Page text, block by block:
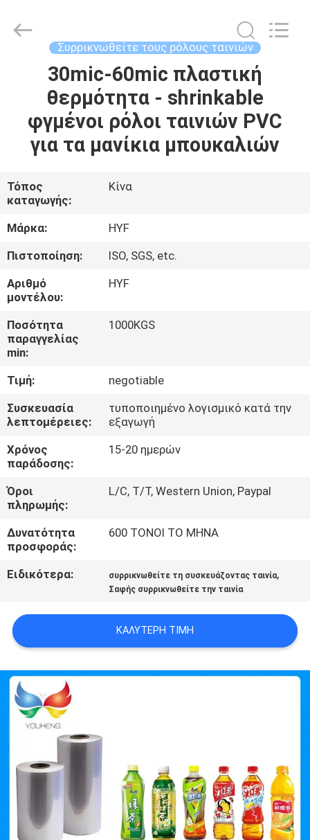
ΠΡΟΪΌΝΤΑ
ΒΊΝΤΕΟ
ΠΕΡΊΠΟΥ
ΕΜΕΊΣ
ΓΎΡΟΣ
ΕΡΓΟΣΤΑΣΊΩΝ
ΠΟΙΟΤΙΚΌΣ
ΜΑΣ
ΕΛΆΤΕ
ΣΕ
ΕΠΑΦΉ
ΜΕ
ΕΙΔΉΣΕΙΣ
ΈΝΑ
ΑΠΌΣΠΑΣΜΑ
SITEMAP
ΠΟΛΙΤΙΚΉ
ΑΠΟΡΡΉΤΟΥ
Packaging
Συρρικνωθείτε τους ρόλους ταινιών
30mic-60mic πλαστική
θερμότητα - shrinkable
φγμένοι ρόλοι ταινιών PVC
για τα μανίκια μπουκαλιών
Τόπος
καταγωγής:
Κίνα
Μάρκα:
HYF
Πιστοποίηση:
ISO, SGS, etc.
Αριθμό
μοντέλου:
HYF
Ποσότητα
παραγγελίας
min:
1000KGS
Τιμή:
negotiable
Συσκευασία
λεπτομέρειες:
τυποποιημένο λογισμικό κατά την
εξαγωγή
Χρόνος
παράδοσης:
15-20 ημερών
Όροι
πληρωμής:
L/C, T/T, Western Union, Paypal
Δυνατότητα
προσφοράς:
600 ΤΟΝΟΙ ΤΟ ΜΗΝΑ
Ειδικότερα: συρρικνωθείτε τη συσκευάζοντας ταινία,
Σαφής συρρικνωθείτε την ταινία
ΚΑΛΎΤΕΡΗ ΤΙΜΉ